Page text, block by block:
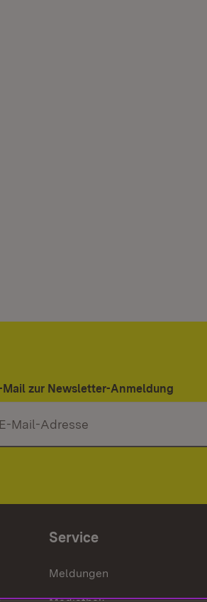
Mail zur Newsletter-Anmeldung
Service
Meldungen